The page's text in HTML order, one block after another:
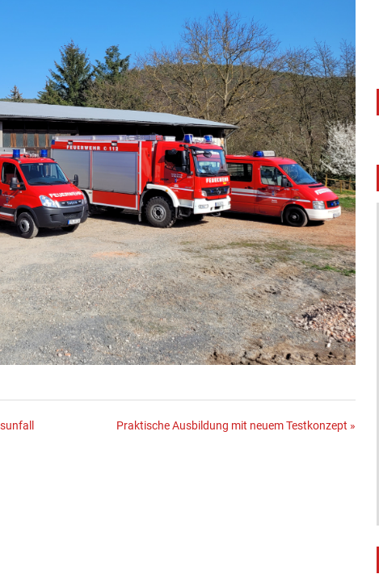
Praktische Ausbildung mit neuem Testkonzept »